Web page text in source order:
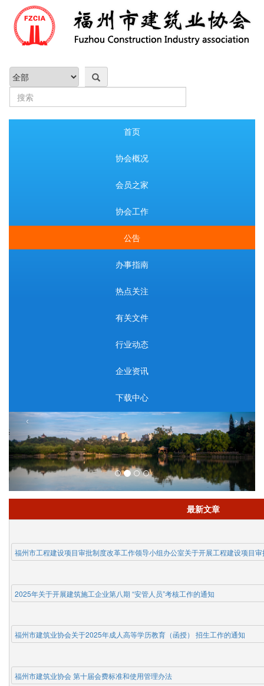
首页
协会概况
会员之家
协会工作
公告
办事指南
热点关注
有关文件
行业动态
企业资讯
下载中心
‹ ›
最新文章
福州市工程建设项目审批制度改革工作领导小组办公室关于开展工程建设项目
2025年关于开展建筑施工企业第八期 “安管人员”考核工作的通知
福州市建筑业协会关于2025年成人高等学历教育（函授） 招生工作的通知
福州市建筑业协会 第十届会费标准和使用管理办法